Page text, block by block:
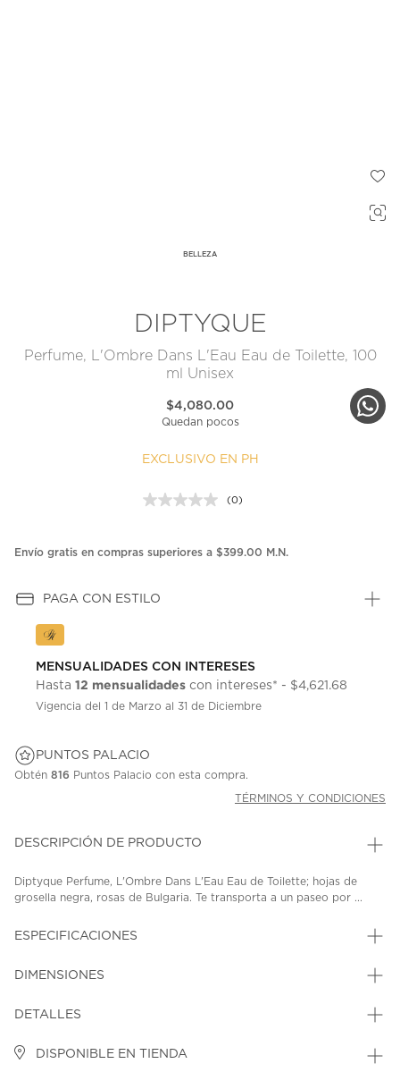
BELLEZA
DIPTYQUE
Perfume, L'Ombre Dans L'Eau Eau de Toilette, 100
ml Unisex
$4,080.00
Quedan pocos
EXCLUSIVO EN PH
Sin
en
(0)
Envío gratis en compras superiores a $399.00 M.N.
PAGA CON ESTILO
MENSUALIDADES CON INTERESES
Hasta 12 mensualidades con intereses* - $4,621.68
Vigencia del 1 de Marzo al 31 de Diciembre
PUNTOS PALACIO
Obtén 816 Puntos Palacio con esta compra.
TÉRMINOS Y CONDICIONES
DESCRIPCIÓN DE PRODUCTO
Diptyque Perfume, L'Ombre Dans L'Eau Eau de Toilette; hojas de
grosella negra, rosas de Bulgaria. Te transporta a un paseo por ...
ESPECIFICACIONES
DIMENSIONES
DETALLES
DISPONIBLE EN TIENDA